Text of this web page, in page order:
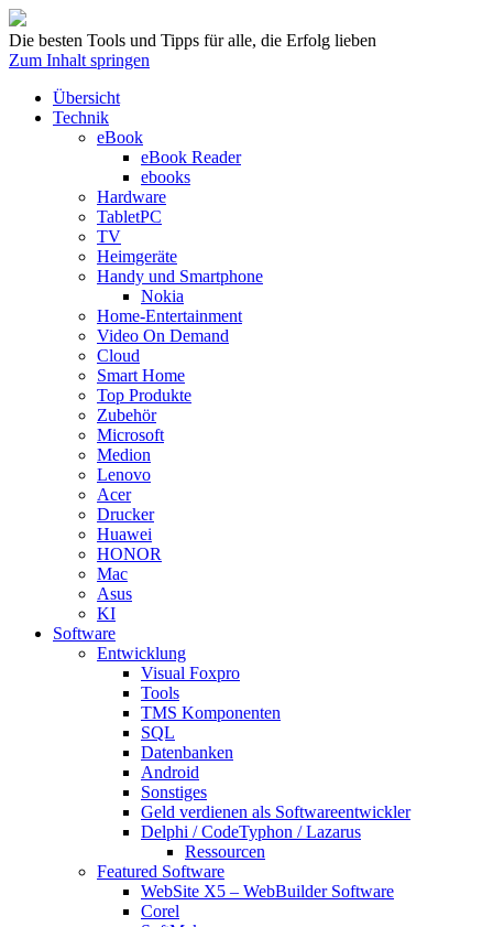
Die besten Tools und Tipps für alle, die Erfolg lieben
Zum Inhalt springen
Übersicht
Technik
eBook
eBook Reader
ebooks
Hardware
TabletPC
TV
Heimgeräte
Handy und Smartphone
Nokia
Home-Entertainment
Video On Demand
Cloud
Smart Home
Top Produkte
Zubehör
Microsoft
Medion
Lenovo
Acer
Drucker
Huawei
HONOR
Mac
Asus
KI
Software
Entwicklung
Visual Foxpro
Tools
TMS Komponenten
SQL
Datenbanken
Android
Sonstiges
Geld verdienen als Softwareentwickler
Delphi / CodeTyphon / Lazarus
Ressourcen
Featured Software
WebSite X5 – WebBuilder Software
Corel